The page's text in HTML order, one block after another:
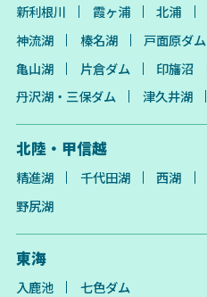
新利根川 霞ヶ浦 北浦
神流湖
榛名湖 戸面原ダム
亀山湖
片倉ダム 印旛沼
丹沢湖・三保ダム
津久井湖
北陸・甲信越
精進湖 千代田湖 西湖
野尻湖
東海
入鹿池 七色ダム